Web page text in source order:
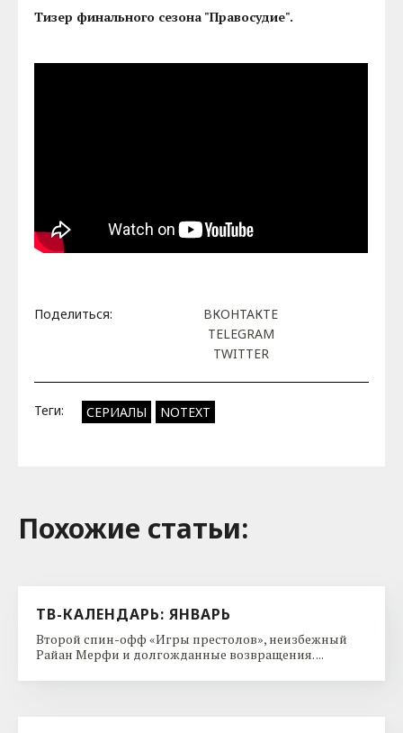
Тизер финального сезона "Правосудие".
Поделиться:
ВКОНТАКТЕ
TELEGRAM
TWITTER
Теги: СЕРИАЛЫ NOTEXT
Похожие cтатьи:
ТВ-КАЛЕНДАРЬ: ЯНВАРЬ
Второй спин-офф «Игры престолов», неизбежный
Райан Мерфи и долгожданные возвращения. ...